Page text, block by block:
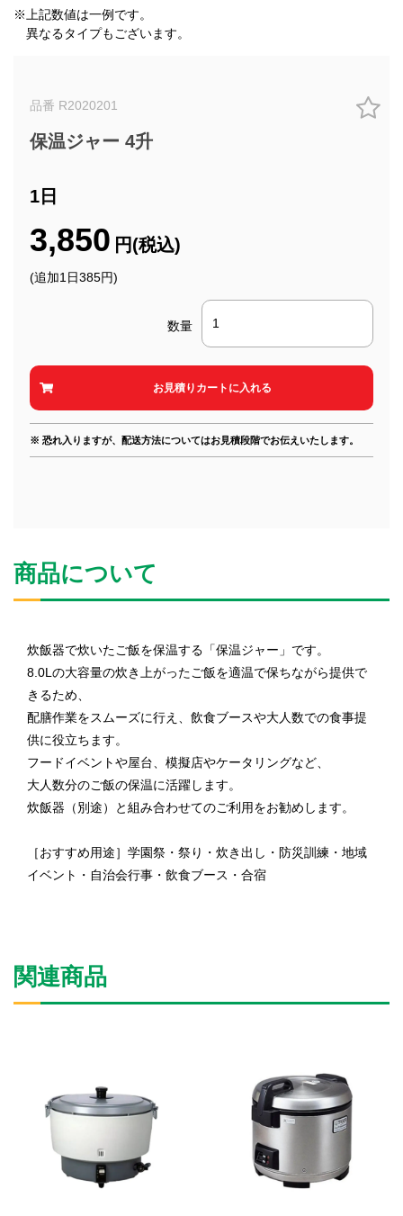
※上記数値は一例です。
異なるタイプもございます。
品番 R2020201
保温ジャー 4升
1日
3,850 円(税込)
(追加1日385円)
数量
※ 恐れ入りますが、配送方法についてはお見積段階でお伝えいたします。
商品について
炊飯器で炊いたご飯を保温する「保温ジャー」です。
8.0Lの大容量の炊き上がったご飯を適温で保ちながら提供で
きるため、
配膳作業をスムーズに行え、飲食ブースや大人数での食事提
供に役立ちます。
フードイベントや屋台、模擬店やケータリングなど、
大人数分のご飯の保温に活躍します。
炊飯器（別途）と組み合わせてのご利用をお勧めします。
［おすすめ用途］学園祭・祭り・炊き出し・防災訓練・地域
イベント・自治会行事・飲食ブース・合宿
関連商品